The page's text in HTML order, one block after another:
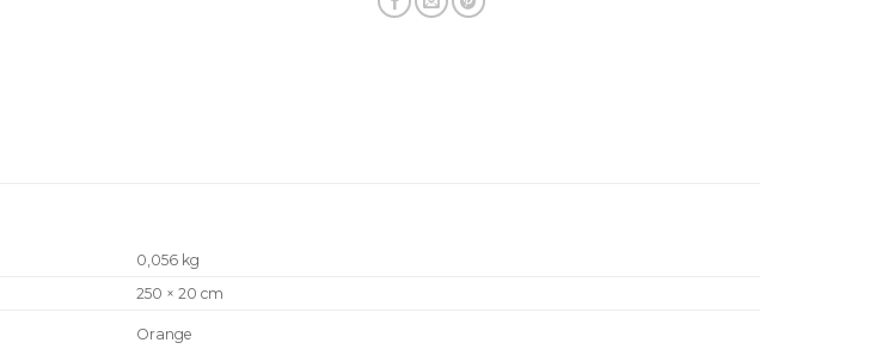
0,056 kg
250 × 20 cm
Orange